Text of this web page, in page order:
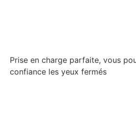
Prise en charge parfaite, vous
confiance les yeux fermés